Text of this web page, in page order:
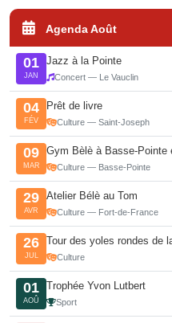
Agenda Août
01
JAN
Jazz à la Pointe
Concert — Le Vauclin
04
FÉV
Prêt de livre
Culture — Saint-Joseph
09
MAR
Gym Bèlè à Basse-Pointe
Culture — Basse-Pointe
29
AVR
Atelier Bélè au Tom
Culture — Fort-de-France
26
JUL
Tour des yoles rondes de
Culture
01
AOÛ
Trophée Yvon Lutbert
Sport